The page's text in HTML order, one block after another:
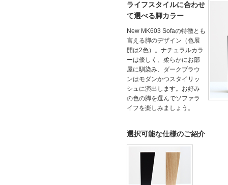
ライフスタイルに合わせ
て選べる脚カラー
New MK603 Sofaの特徴とも
言える脚のデザイン（色展
開は2色）。ナチュラルカラ
ーは優しく、柔らかにお部
屋に馴染み、ダークブラウ
ンはモダンかつスタイリッ
シュに演出します。お好み
の色の脚を選んでソファラ
イフを楽しみましょう。
選択可能な仕様のご紹介